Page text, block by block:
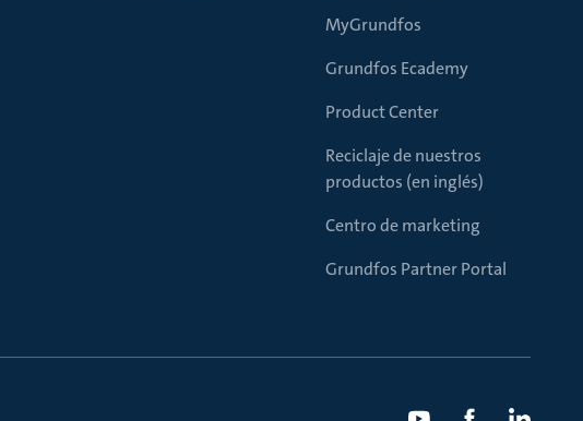
MyGrundfos
Grundfos Ecademy
Product Center
Reciclaje de nuestros
productos (en inglés)
Centro de marketing
Grundfos Partner Portal